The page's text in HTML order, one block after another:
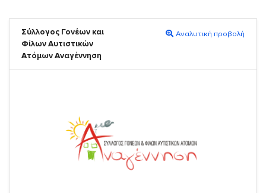
Σύλλογος Γονέων και
Φίλων Αυτιστικών
Ατόμων Αναγέννηση
Αναλυτική προβολή